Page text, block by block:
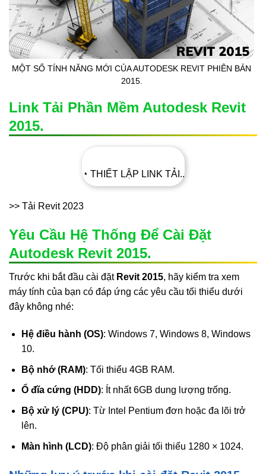
MỘT SỐ TÍNH NĂNG MỚI CỦA AUTODESK REVIT PHIÊN BẢN
2015.
Link Tải Phần Mềm Autodesk Revit
2015.
◔ THIẾT LẬP LINK TẢI..
>> Tải Revit 2023
Yêu Cầu Hệ Thống Để Cài Đặt
Autodesk Revit 2015.
Trước khi bắt đầu cài đặt Revit 2015, hãy kiểm tra xem
máy tính của bạn có đáp ứng các yêu cầu tối thiểu dưới
đây không nhé:
Hệ điều hành (OS): Windows 7, Windows 8, Windows
10.
Bộ nhớ (RAM): Tối thiểu 4GB RAM.
Ổ đĩa cứng (HDD): Ít nhất 6GB dung lượng trống.
Bộ xử lý (CPU): Từ Intel Pentium đơn hoặc đa lõi trở
lên.
Màn hình (LCD): Độ phân giải tối thiểu 1280 × 1024.